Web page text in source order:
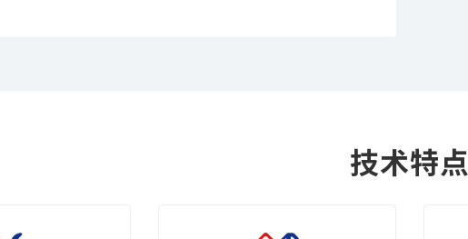
技术特点